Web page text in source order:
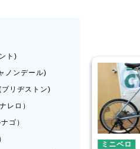
ミニベロ
ト)
ノンデール)
リヂストン)
レロ）
ゴ）